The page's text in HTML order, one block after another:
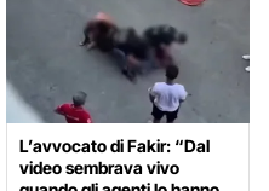
L’avvocato di Fakir: “Dal
video sembrava vivo